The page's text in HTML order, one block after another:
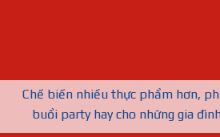
Chế biến nhiều thực phẩm hơn,
buổi party hay cho những gia